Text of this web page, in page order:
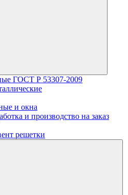
ГОСТ Р 53307-2009
и окна
и производство на заказ
решетки